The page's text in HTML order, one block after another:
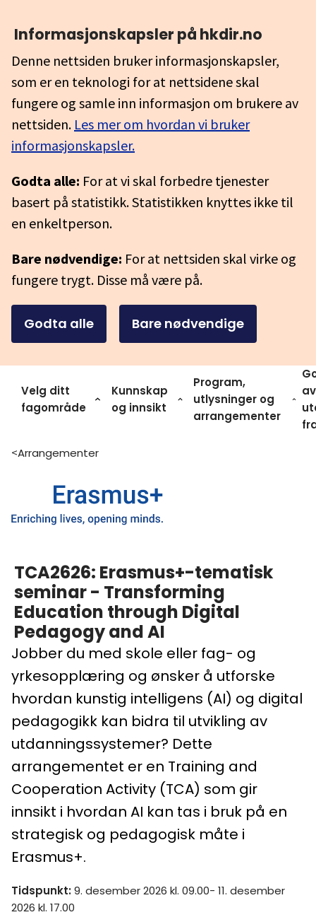
Informasjonskapsler på hkdir.no
Denne nettsiden bruker informasjonskapsler,
som er en teknologi for at nettsidene skal
fungere og samle inn informasjon om brukere av
nettsiden. Les mer om hvordan vi bruker
informasjonskapsler.
Godta alle: For at vi skal forbedre tjenester
basert på statistikk. Statistikken knyttes ikke til
en enkeltperson.
Bare nødvendige: For at nettsiden skal virke og
fungere trygt. Disse må være på.
Godta alle Bare nødvendige
Velg ditt
fagområde
Kunnskap
og innsikt
Program,
utlysninger og
arrangementer
av
>Arrangementer
TCA2626: Erasmus+-tematisk
seminar - Transforming
Education through Digital
Pedagogy and AI
Jobber du med skole eller fag- og
yrkesopplæring og ønsker å utforske
hvordan kunstig intelligens (AI) og digital
pedagogikk kan bidra til utvikling av
utdanningssystemer? Dette
arrangementet er en Training and
Cooperation Activity (TCA) som gir
innsikt i hvordan AI kan tas i bruk på en
strategisk og pedagogisk måte i
Erasmus+.
Tidspunkt: 9. desember 2026 kl. 09.00- 11. desember
2026 kl. 17.00